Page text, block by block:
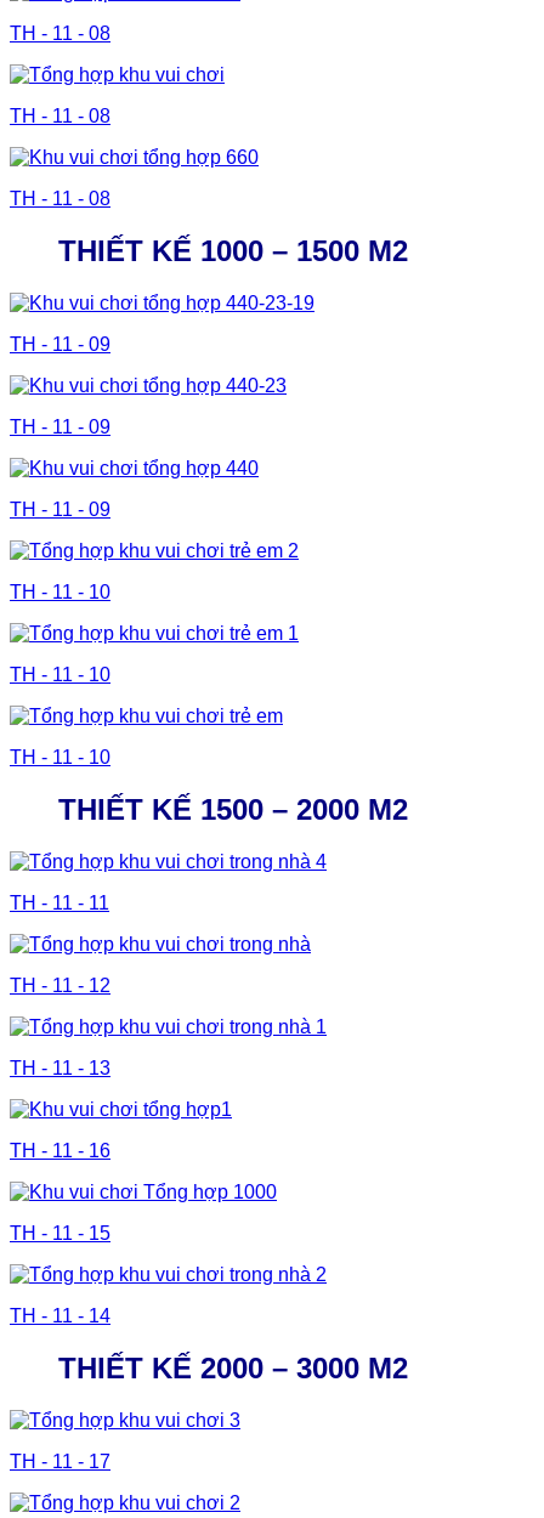
TH - 11 - 08
TH - 11 - 08
TH - 11 - 08
THIẾT KẾ 1000 – 1500 M2
TH - 11 - 09
TH - 11 - 09
TH - 11 - 09
TH - 11 - 10
TH - 11 - 10
TH - 11 - 10
THIẾT KẾ 1500 – 2000 M2
TH - 11 - 11
TH - 11 - 12
TH - 11 - 13
TH - 11 - 16
TH - 11 - 15
TH - 11 - 14
THIẾT KẾ 2000 – 3000 M2
TH - 11 - 17